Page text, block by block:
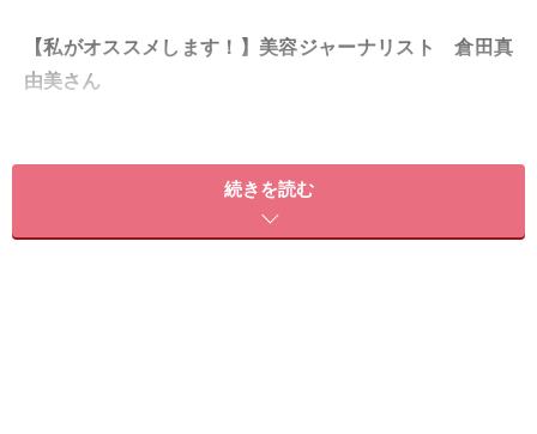
【私がオススメします！】美容ジャーナリスト 倉田真
由美さん
続きを読む